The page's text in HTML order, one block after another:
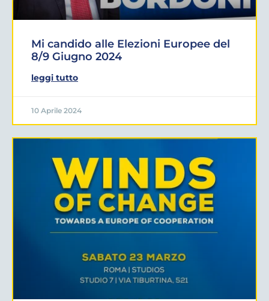
Mi candido alle Elezioni Europee del
8/9 Giugno 2024
leggi tutto
10 Aprile 2024